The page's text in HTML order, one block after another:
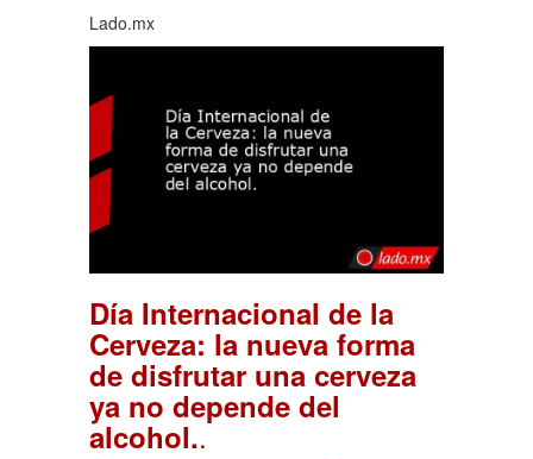
Lado.mx
Día Internacional de la
Cerveza: la nueva forma
de disfrutar una cerveza
ya no depende del
alcohol..